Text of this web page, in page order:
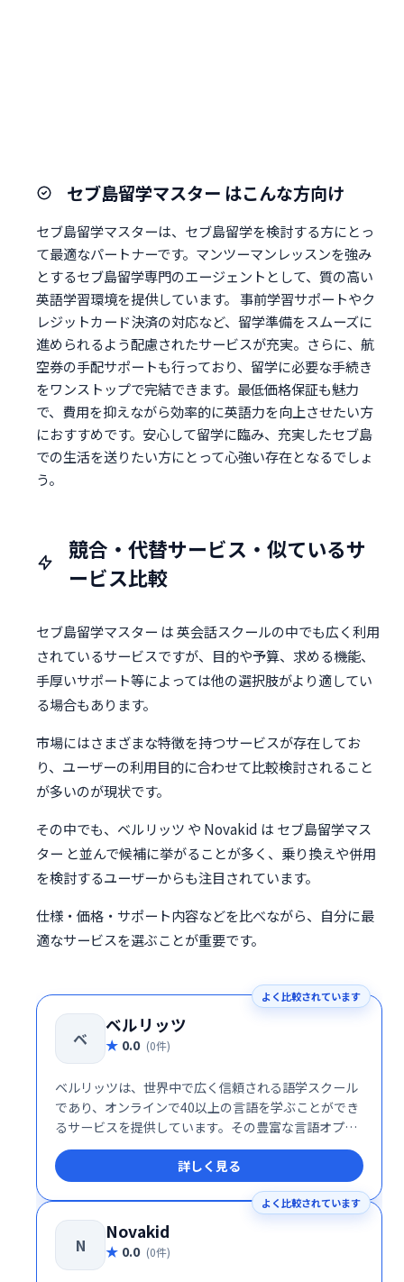
セブ島留学マスター はこんな方向け
セブ島留学マスターは、セブ島留学を検討する方にとっ
て最適なパートナーです。マンツーマンレッスンを強み
とするセブ島留学専門のエージェントとして、質の高い
英語学習環境を提供しています。 事前学習サポートやク
レジットカード決済の対応など、留学準備をスムーズに
進められるよう配慮されたサービスが充実。さらに、航
空券の手配サポートも行っており、留学に必要な手続き
をワンストップで完結できます。最低価格保証も魅力
で、費用を抑えながら効率的に英語力を向上させたい方
におすすめです。安心して留学に臨み、充実したセブ島
での生活を送りたい方にとって心強い存在となるでしょ
う。
競合・代替サービス・似ているサ
ービス比較
セブ島留学マスター は 英会話スクールの中でも広く利用
されているサービスですが、目的や予算、求める機能、
手厚いサポート等によっては他の選択肢がより適してい
る場合もあります。
市場にはさまざまな特徴を持つサービスが存在してお
り、ユーザーの利用目的に合わせて比較検討されること
が多いのが現状です。
その中でも、ベルリッツ や Novakid は セブ島留学マス
ター と並んで候補に挙がることが多く、乗り換えや併用
を検討するユーザーからも注目されています。
仕様・価格・サポート内容などを比べながら、自分に最
適なサービスを選ぶことが重要です。
よく比較されています
ベ
ベルリッツ
0.0 (0件)
ベルリッツは、世界中で広く信頼される語学スクール
であり、オンラインで40以上の言語を学ぶことができ
るサービスを提供しています。その豊富な言語オプシ
ョンと高品質のレッスン内容は、初心者から上級者ま
で幅広い学習者に対応し、多様なニーズに応える柔軟
性が魅力です。
詳しく見る
よく比較されています
N
Novakid
0.0 (0件)